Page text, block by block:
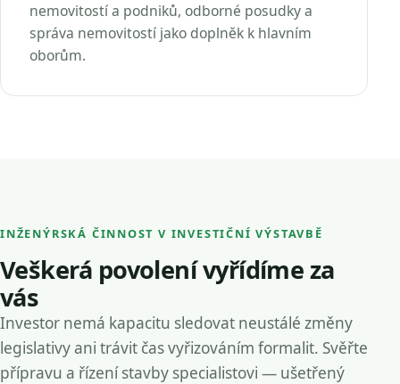
nemovitostí a podniků, odborné posudky a
správa nemovitostí jako doplněk k hlavním
oborům.
INŽENÝRSKÁ ČINNOST V INVESTIČNÍ VÝSTAVBĚ
Veškerá povolení vyřídíme za
vás
Investor nemá kapacitu sledovat neustálé změny
legislativy ani trávit čas vyřizováním formalit. Svěřte
přípravu a řízení stavby specialistovi — ušetřený